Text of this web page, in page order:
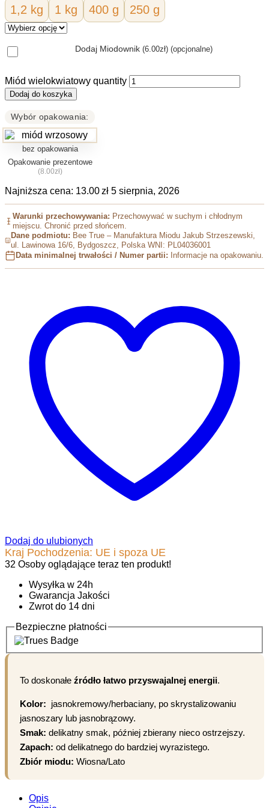
1,2 kg
1 kg 400 g 250 g
Dodaj Miodownik (6.00zł) (opcjonalne)
Miód wielokwiatowy quantity
Dodaj do koszyka
Wybór opakowania:
bez opakowania
Opakowanie prezentowe
(8.00zł)
Najniższa cena: 13.00zł 5 sierpnia, 2026
Warunki przechowywania: Przechowywać w suchym i chłodnym
miejscu. Chronić przed słońcem.
Dane podmiotu: Bee True – Manufaktura Miodu Jakub Strzeszewski,
ul. Lawinowa 16/6, Bydgoszcz, Polska WNI: PL04036001
Data minimalnej trwałości / Numer partii: Informacje na opakowaniu.
Dodaj do ulubionych
Kraj Pochodzenia: UE i spoza UE
32 Osoby oglądające teraz ten produkt!
Wysyłka w 24h
Gwarancja Jakości
Zwrot do 14 dni
Bezpieczne płatności
To doskonałe źródło łatwo przyswajalnej energii.
Kolor: jasnokremowy/herbaciany, po skrystalizowaniu
jasnoszary lub jasnobrązowy.
Smak: delikatny smak, później zbierany nieco ostrzejszy.
Zapach: od delikatnego do bardziej wyrazistego.
Zbiór miodu: Wiosna/Lato
Opis